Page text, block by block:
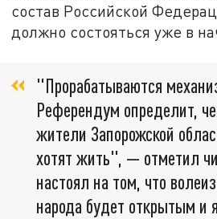
состав Российской
должно состояться уже в
"Прорабатываются
Референдум определит,
жители Запорожской
хотят жить", — отметил
настоял на том, что
народа будет открытым и